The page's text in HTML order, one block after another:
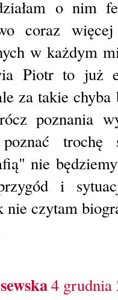
o nim
coraz
w każdym
Piotr to już
za takie
poznania
poznać
nie
i
nie czytam
4 grudnia